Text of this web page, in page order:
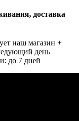
доставка
наш магазин +
день
до 7 дней